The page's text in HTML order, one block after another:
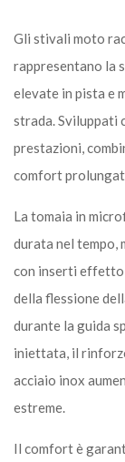
Gli stivali moto
rappresentano la
elevate in pista e
strada. Sviluppati
prestazioni,
comfort
La tomaia in
durata nel tempo,
con inserti
della flessione
durante la guida
iniettata, il
acciaio inox
estreme.
Il comfort è